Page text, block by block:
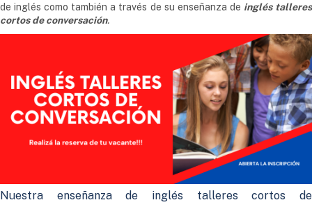
de inglés como también a través de su enseñanza de inglés talleres
cortos de conversación.
Nuestra enseñanza de inglés talleres cortos de